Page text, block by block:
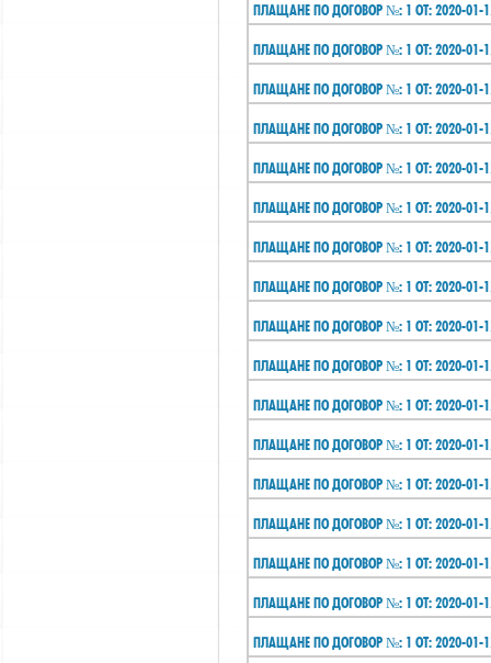
ПЛАЩАНЕ ПО ДОГОВОР №: 1 ОТ: 2020-01-
ПЛАЩАНЕ ПО ДОГОВОР №: 1 ОТ: 2020-01-
ПЛАЩАНЕ ПО ДОГОВОР №: 1 ОТ: 2020-01-
ПЛАЩАНЕ ПО ДОГОВОР №: 1 ОТ: 2020-01-
ПЛАЩАНЕ ПО ДОГОВОР №: 1 ОТ: 2020-01-
ПЛАЩАНЕ ПО ДОГОВОР №: 1 ОТ: 2020-01-
ПЛАЩАНЕ ПО ДОГОВОР №: 1 ОТ: 2020-01-
ПЛАЩАНЕ ПО ДОГОВОР №: 1 ОТ: 2020-01-
ПЛАЩАНЕ ПО ДОГОВОР №: 1 ОТ: 2020-01-
ПЛАЩАНЕ ПО ДОГОВОР №: 1 ОТ: 2020-01-
ПЛАЩАНЕ ПО ДОГОВОР №: 1 ОТ: 2020-01-
ПЛАЩАНЕ ПО ДОГОВОР №: 1 ОТ: 2020-01-
ПЛАЩАНЕ ПО ДОГОВОР №: 1 ОТ: 2020-01-
ПЛАЩАНЕ ПО ДОГОВОР №: 1 ОТ: 2020-01-
ПЛАЩАНЕ ПО ДОГОВОР №: 1 ОТ: 2020-01-
ПЛАЩАНЕ ПО ДОГОВОР №: 1 ОТ: 2020-01-
ПЛАЩАНЕ ПО ДОГОВОР №: 1 ОТ: 2020-01-